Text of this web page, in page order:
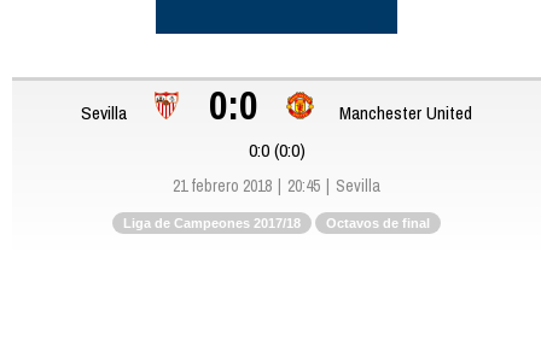
Sevilla 0:0
Manchester United
0:0 (0:0)
21 febrero 2018 20:45 Sevilla
Liga de Campeones 2017/18 Octavos de final